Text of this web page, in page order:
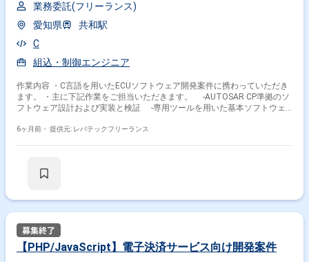
業務委託(フリーランス)
愛知県
共和駅
C
組込・制御エンジニア
作業内容 ・C言語を用いたECUソフトウェア開発案件に携わっていただき
ます。 ・主に下記作業をご担当いただきます。 -AUTOSAR CP準拠のソ
フトウェア設計および実装と検証 -専用ツールを用いた基本ソフトウェ
定 -単体テストや結合テストおよび静的解析の実施 -テスト工程の自動
6ヶ月前・ 提供元: レバテックフリーランス
【PHP/JavaScript】電子決済サービス向け開発案件